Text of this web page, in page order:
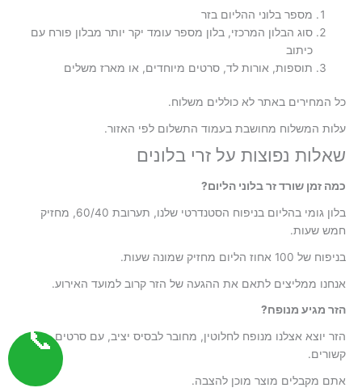
מספר בלוני ההליום בזר
סוג הבלון המרכזי, בלון מספר עומד יקר יותר מבלון פורח עם
כיתוב
תוספות, אורות לד, סרטים מיוחדים, או מארז משלים
כל המחירים באתר לא כוללים משלוח.
עלות המשלוח מחושבת בעמוד התשלום לפי האזור.
שאלות נפוצות על זרי בלונים
כמה זמן שורד זר בלוני הליום?
בלון גומי בהליום בניפוח הסטנדרטי שלנו, תערובת 60/40, מחזיק
חמש שעות.
בניפוח של 100 אחוז הליום מחזיק שמונה שעות.
אנחנו ממליצים לתאם את ההגעה של הזר קרוב למועד האירוע.
הזר מגיע מנופח?
הזר יוצא אצלנו מנופח לחלוטין, מחובר לבסיס יציב, עם סרטים
קשורים.
אתם מקבלים מוצר מוכן להצבה.
📞